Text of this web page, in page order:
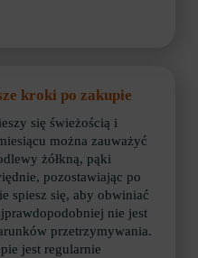
kroki po zakupie
się świeżością i
można zauważyć
żółkną, pąki
pozostawiając po
spiesz się, aby obwiniać
nie jest
przetrzymywania.
jest regularnie